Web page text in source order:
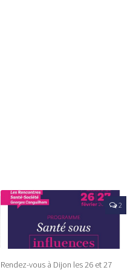
2
Rendez-vous à Dijon les 26 et 27